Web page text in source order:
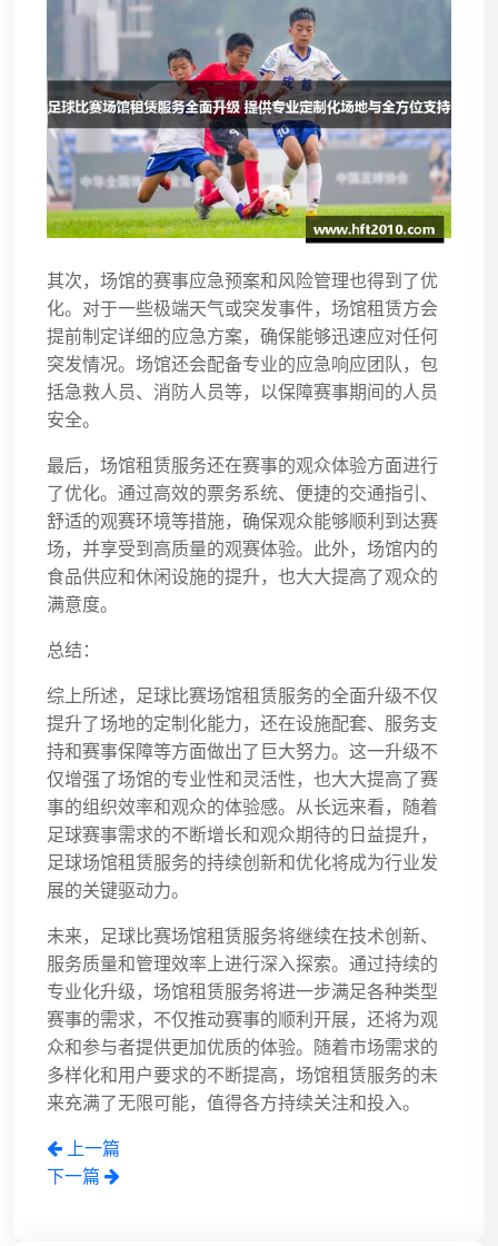
其次，场馆的赛事应急预案和风险管理也得到了优
化。对于一些极端天气或突发事件，场馆租赁方会
提前制定详细的应急方案，确保能够迅速应对任何
突发情况。场馆还会配备专业的应急响应团队，包
括急救人员、消防人员等，以保障赛事期间的人员
安全。
最后，场馆租赁服务还在赛事的观众体验方面进行
了优化。通过高效的票务系统、便捷的交通指引、
舒适的观赛环境等措施，确保观众能够顺利到达赛
场，并享受到高质量的观赛体验。此外，场馆内的
食品供应和休闲设施的提升，也大大提高了观众的
满意度。
总结：
综上所述，足球比赛场馆租赁服务的全面升级不仅
提升了场地的定制化能力，还在设施配套、服务支
持和赛事保障等方面做出了巨大努力。这一升级不
仅增强了场馆的专业性和灵活性，也大大提高了赛
事的组织效率和观众的体验感。从长远来看，随着
足球赛事需求的不断增长和观众期待的日益提升，
足球场馆租赁服务的持续创新和优化将成为行业发
展的关键驱动力。
未来，足球比赛场馆租赁服务将继续在技术创新、
服务质量和管理效率上进行深入探索。通过持续的
专业化升级，场馆租赁服务将进一步满足各种类型
赛事的需求，不仅推动赛事的顺利开展，还将为观
众和参与者提供更加优质的体验。随着市场需求的
多样化和用户要求的不断提高，场馆租赁服务的未
来充满了无限可能，值得各方持续关注和投入。
上一篇
下一篇